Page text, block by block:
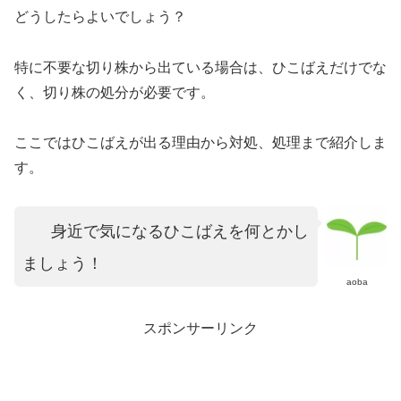
どうしたらよいでしょう？
特に不要な切り株から出ている場合は、ひこばえだけでな
く、切り株の処分が必要です。
ここではひこばえが出る理由から対処、処理まで紹介しま
す。
aoba
身近で気になるひこばえを何とかし
ましょう！
スポンサーリンク